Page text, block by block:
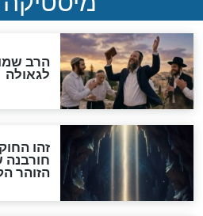
מה יהיה
"לפני
והכחשה
האמונה"